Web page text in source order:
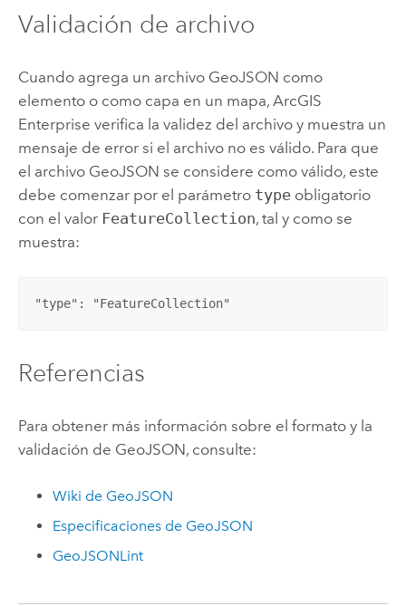
Validación de archivo
Cuando agrega un archivo GeoJSON como
elemento o como capa en un mapa, ArcGIS
Enterprise verifica la validez del archivo y muestra un
mensaje de error si el archivo no es válido. Para que
el archivo GeoJSON se considere como válido, este
debe comenzar por el parámetro typeobligatorio
con el valor FeatureCollection, tal y como se
muestra:
"type": "FeatureCollection"
Referencias
Para obtener más información sobre el formato y la
validación de GeoJSON, consulte:
Wiki de GeoJSON
Especificaciones de GeoJSON
GeoJSONLint